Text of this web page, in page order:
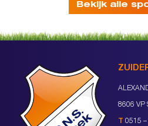
Bekijk alle
8606 VP
T 0515 –